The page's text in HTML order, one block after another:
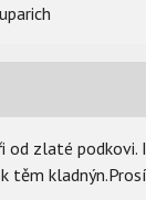
od zlaté
těm